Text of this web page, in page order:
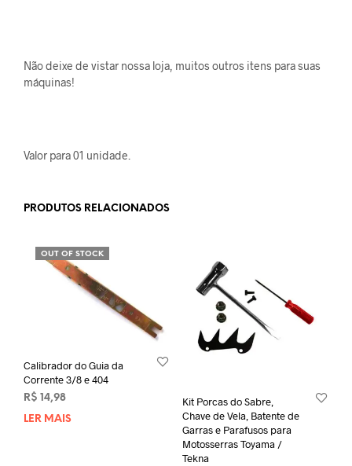
Não deixe de vistar nossa loja, muitos outros itens para suas
máquinas!
Valor para 01 unidade.
PRODUTOS RELACIONADOS
OUT OF STOCK
Calibrador do Guia da
Corrente 3/8 e 404
R$ 14,98
LER MAIS
Kit Porcas do Sabre,
Chave de Vela, Batente de
Garras e Parafusos para
Motosserras Toyama /
Tekna